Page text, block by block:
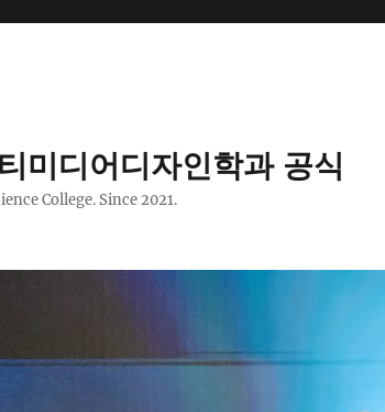
미디어디자인학과 공식
College. Since 2021.